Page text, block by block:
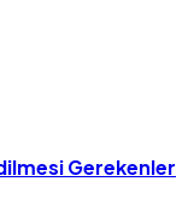
Gerekenler